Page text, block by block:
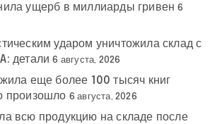
ущерб в миллиарды гривен 6
ударом уничтожила склад с
детали 6 августа, 2026
еще более 100 тысяч книг
произошло 6 августа, 2026
всю продукцию на складе после